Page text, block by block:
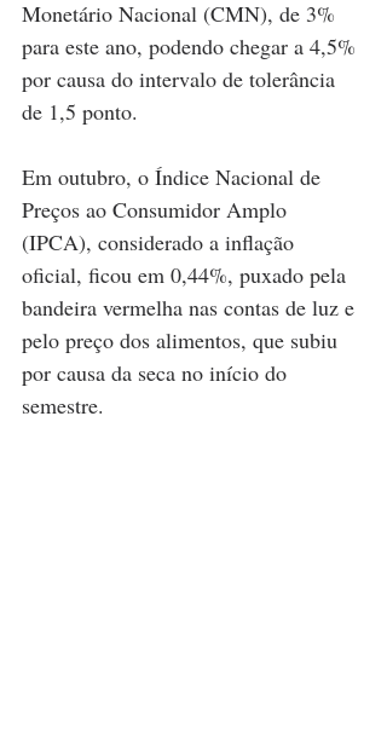
Monetário Nacional (CMN), de 3%
para este ano, podendo chegar a 4,5%
por causa do intervalo de tolerância
de 1,5 ponto.
Em outubro, o Índice Nacional de
Preços ao Consumidor Amplo
(IPCA), considerado a inflação
oficial, ficou em 0,44%, puxado pela
bandeira vermelha nas contas de luz e
pelo preço dos alimentos, que subiu
por causa da seca no início do
semestre.